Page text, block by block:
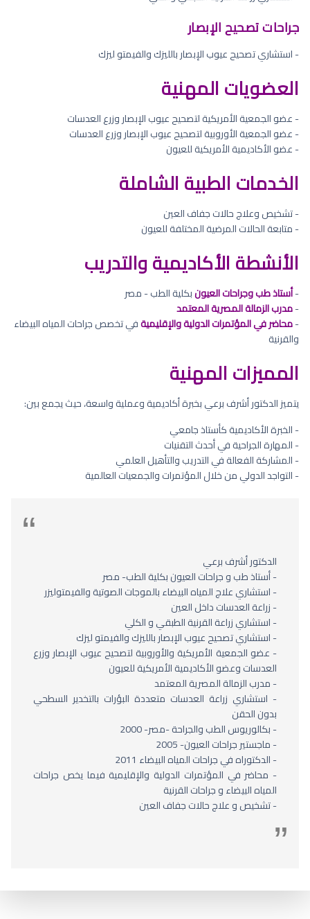
جراحات تصحيح الإبصار
- استشاري تصحيح عيوب الإبصار بالليزك والفيمتو ليزك
العضويات المهنية
- عضو الجمعية الأمريكية لتصحيح عيوب الإبصار وزرع العدسات
- عضو الجمعية الأوروبية لتصحيح عيوب الإبصار وزرع العدسات
- عضو الأكاديمية الأمريكية للعيون
الخدمات الطبية الشاملة
- تشخيص وعلاج حالات جفاف العين
- متابعة الحالات المرضية المختلفة للعيون
الأنشطة الأكاديمية والتدريب
-أستاذ طب وجراحات العيونبكلية الطب - مصر
-مدرب الزمالة المصرية المعتمد
-محاضر في المؤتمرات الدولية والإقليميةفي تخصص جراحات المياه البيضاء
والقرنية
المميزات المهنية
يتميز الدكتور أشرف برعي بخبرة أكاديمية وعملية واسعة، حيث يجمع بين:
- الخبرة الأكاديمية كأستاذ جامعي
- المهارة الجراحية في أحدث التقنيات
- المشاركة الفعالة في التدريب والتأهيل العلمي
- التواجد الدولي من خلال المؤتمرات والجمعيات العالمية
الدكتور أشرف برعي
- أستاذ طب و جراحات العيون بكلية الطب- مصر
- استشاري علاج المياه البيضاء بالموجات الصوتية والفيمتوليزر
- زراعة العدسات داخل العين
- استشاري زراعة القرنية الطبقي و الكلي
- استشاري تصحيح عيوب الإبصار بالليزك والفيمتو ليزك
- عضو الجمعية الأمريكية والأوروبية لتصحيح عيوب الإبصار وزرع
العدسات وعضو الأكاديمية الأمريكية للعيون
- مدرب الزمالة المصرية المعتمد
- استشاري زراعة العدسات متعددة البؤرات بالتخدير السطحي
بدون الحقن
- بكالوريوس الطب والجراحة -مصر- 2000
- ماجستير جراحات العيون- 2005
- الدكتوراه في جراحات المياه البيضاء 2011
- محاضر في المؤتمرات الدولية والإقليمية فيما يخص جراحات
المياه البيضاء و جراحات القرنية
- تشخيص و علاج حالات جفاف العين